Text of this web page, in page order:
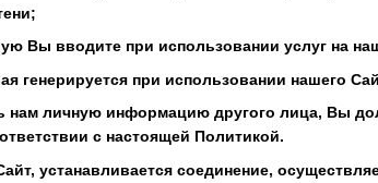
Вы вводите при использовании услуг на
генерируется при использовании нашего
личную информацию другого лица, Вы
с настоящей Политикой.
устанавливается соединение,